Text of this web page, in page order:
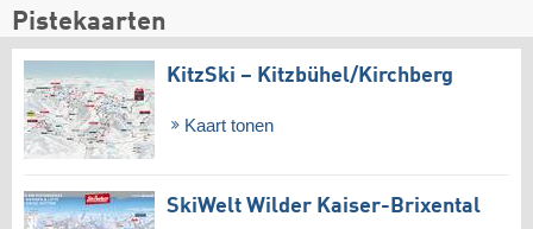
Pistekaarten
KitzSki – Kitzbühel/​Kirchberg
Kaart tonen
SkiWelt Wilder Kaiser-Brixental